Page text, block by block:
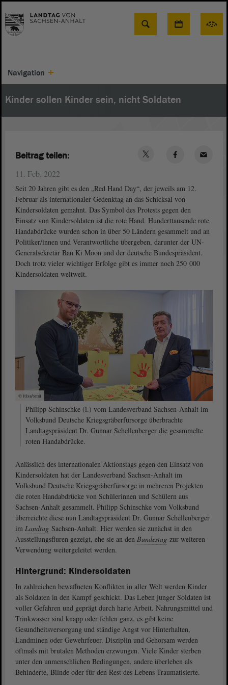
Suche
Navigation
Kinder sollen Kinder sein, nicht Soldaten
11. Feb. 2022
Seit 20 Jahren gibt es den „Red Hand Day“, der jeweils am 12.
Februar als internationaler Gedenktag an das Schicksal von
Kindersoldaten gemahnt. Das Symbol des Protests gegen den
Einsatz von Kindersoldaten ist die rote Hand. Hunderttausende rote
Handabdrücke wurden schon in über 50 Ländern gesammelt und an
Politiker/innen und Verantwortliche übergeben, darunter der UN-
Generalsekretär Ban Ki Moon und der deutsche Bundespräsident.
Doch trotz vieler wichtiger Erfolge gibt es immer noch 250 000
Kindersoldaten weltweit.
© ltlsa/smü
Philipp Schinschke (l.) vom Landesverband Sachsen-Anhalt im
Volksbund Deutsche Kriegsgräberfürsorge überbrachte
Landtagspräsident Dr. Gunnar Schellenberger die gesammelte
roten Handabdrücke.
Anlässlich des internationalen Aktionstags gegen den Einsatz von
Kindersoldaten hat der Landesverband Sachsen-Anhalt im
Volksbund Deutsche Kriegsgräberfürsorge in mehreren Projekten
die roten Handabdrücke von Schülerinnen und Schülern aus
Sachsen-Anhalt gesammelt. Philipp Schinschke vom Volksbund
überreichte diese nun Landtagspräsident Dr. Gunnar Schellenberger
im Landtag Sachsen-Anhalt. Hier werden sie zunächst in den
Ausstellungsfluren gezeigt, ehe sie an den Bundestag zur weiteren
Verwendung weitergeleitet werden.
Hintergrund: Kindersoldaten
In zahlreichen bewaffneten Konflikten in aller Welt werden Kinder
als Soldaten in den Kampf geschickt. Das Leben junger Soldaten ist
voller Gefahren und geprägt durch harte Arbeit. Nahrungsmittel und
Trinkwasser sind knapp oder fehlen ganz, es gibt keine
Gesundheitsversorgung und ständige Angst vor Hinterhalten,
Landminen oder Gewehrfeuer. Disziplin und Gehorsam werden
oftmals mit brutalen Methoden erzwungen. Viele Kinder sterben
unter den unmenschlichen Bedingungen, andere überleben als
Behinderte, Blinde oder für den Rest des Lebens Traumatisierte.
Beitrag teilen: